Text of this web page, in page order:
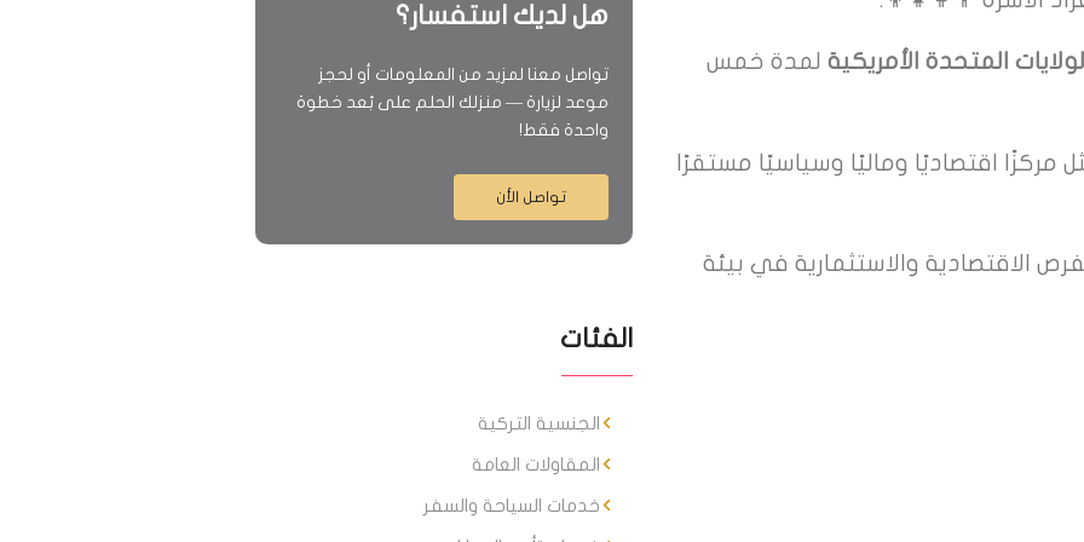
الولايات المتحدة الأمريكية لمدة خمس
مركزًا اقتصاديًا وماليًا وسياسيًا مستقرًا
الاقتصادية والاستثمارية في بيئة
هل لديك استفسار؟
تواصل معنا لمزيد من المعلومات أو لحجز
موعد لزيارة — منزلك الحلم على بُعد خطوة
واحدة فقط!
تواصل الأن
الفئات
الجنسية التركية
المقاولات العامة
خدمات السياحة والسفر